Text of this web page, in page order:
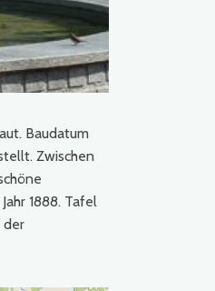
Baudatum
Zwischen
1888. Tafel
der